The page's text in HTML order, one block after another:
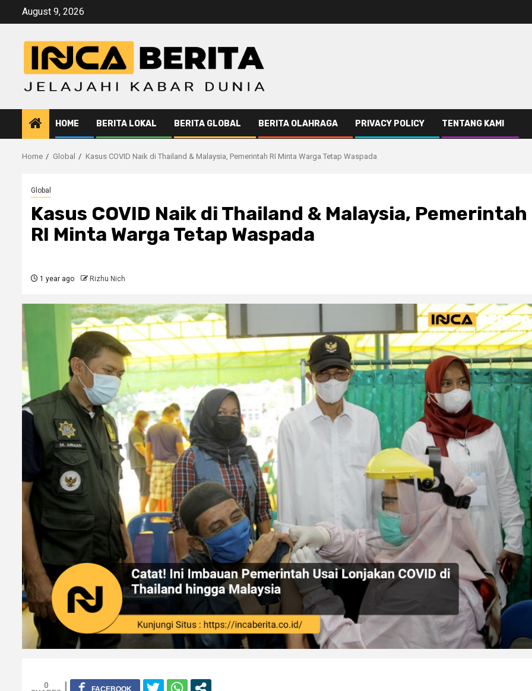
August 9, 2026
HOME BERITA LOKAL BERITA GLOBAL BERITA OLAHRAGA PRIVACY POLICY TENTANG KAMI
Home Global Kasus COVID Naik di Thailand & Malaysia, Pemerintah RI Minta Warga Tetap Waspada
Global
Kasus COVID Naik di Thailand & Malaysia, Pemerintah
RI Minta Warga Tetap Waspada
1 year ago Rizhu Nich
0